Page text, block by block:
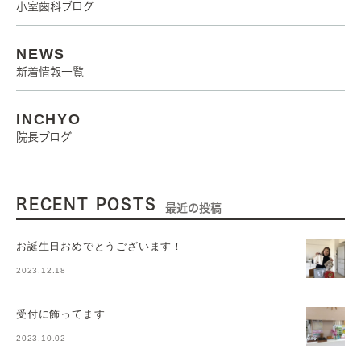
小室歯科ブログ
NEWS
新着情報一覧
INCHYO
院長ブログ
RECENT POSTS 最近の投稿
お誕生日おめでとうございます！
2023.12.18
受付に飾ってます
2023.10.02